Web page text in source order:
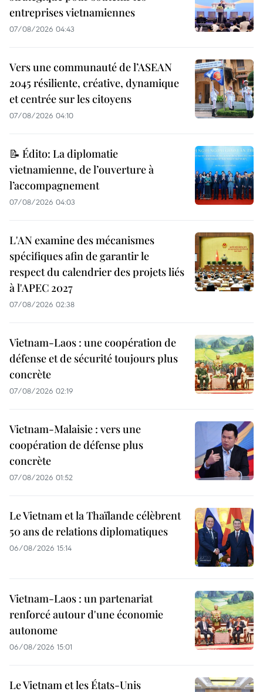
entreprises vietnamiennes
07/08/2026 04:43
Vers une communauté de l’ASEAN
2045 résiliente, créative, dynamique
et centrée sur les citoyens
07/08/2026 04:10
📝 Édito: La diplomatie
vietnamienne, de l’ouverture à
l’accompagnement
07/08/2026 04:03
L'AN examine des mécanismes
spécifiques afin de garantir le
respect du calendrier des projets liés
à l'APEC 2027
07/08/2026 02:38
Vietnam-Laos : une coopération de
défense et de sécurité toujours plus
concrète
07/08/2026 02:19
Vietnam-Malaisie : vers une
coopération de défense plus
concrète
07/08/2026 01:52
Le Vietnam et la Thaïlande célèbrent
50 ans de relations diplomatiques
06/08/2026 15:14
Vietnam-Laos : un partenariat
renforcé autour d'une économie
autonome
06/08/2026 15:01
Le Vietnam et les États-Unis